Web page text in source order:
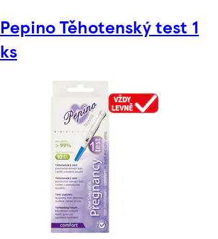
Pepino Těhotenský test 1
ks